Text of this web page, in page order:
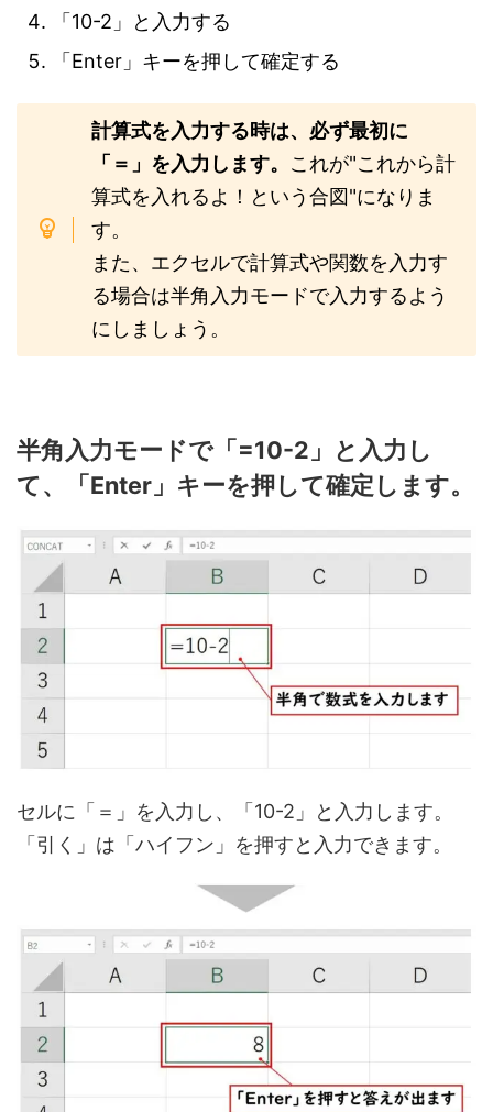
「10-2」と入力する
「Enter」キーを押して確定する
計算式を入力する時は、必ず最初に
「＝」を入力します。
これが"これから計
算式を入れるよ！という合図"になりま
す。
また、エクセルで計算式や関数を入力す
る場合は半角入力モードで入力するよう
にしましょう。
半角入力モードで「=10-2」と入力し
て、「Enter」キーを押して確定します。
セルに「＝」を入力し、「10-2」と入力します。
「引く」は「ハイフン」を押すと入力できます。